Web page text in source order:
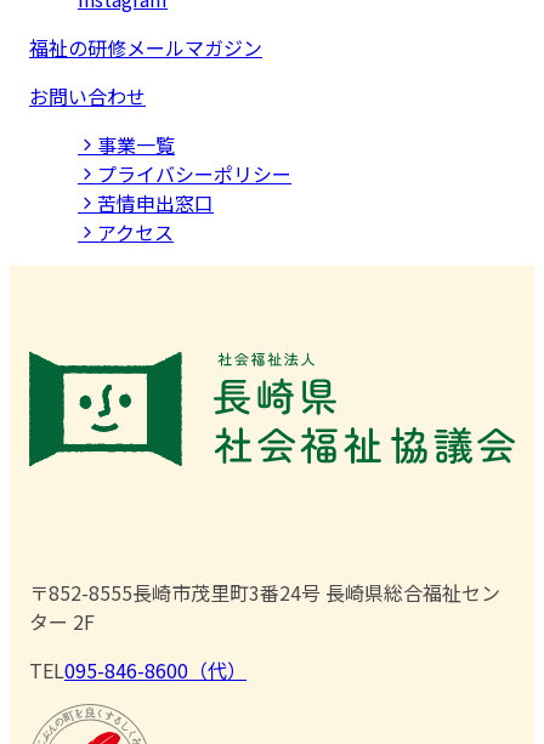
福祉の研修メールマガジン
お問い合わせ
事業⼀覧
プライバシーポリシー
苦情申出窓口
アクセス
〒852-8555長崎市茂里町3番24号 長崎県総合福祉セン
ター 2F
TEL095-846-8600（代）